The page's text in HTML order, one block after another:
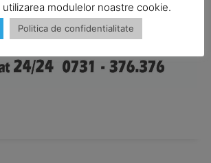
modulelor noastre cookie.
Politica de confidentialitate